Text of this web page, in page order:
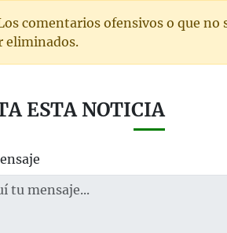
comentarios ofensivos o que
eliminados.
ESTA NOTICIA